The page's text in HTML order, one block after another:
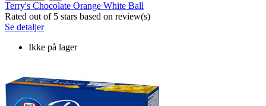
Terry's Chocolate Orange White Ball
Rated out of 5 stars based on review(s)
Se detaljer
Ikke på lager